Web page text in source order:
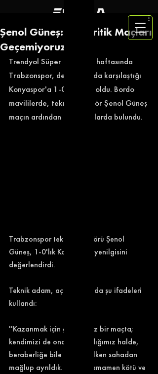
Şenol Güneş: ''Bu Kritik Maçları
Geçemiyoruz''
Trendyol Süper Lig'in 26. haftasında
Trabzonspor, deplasmanda karşılaştığı
Konyaspor'a 1-0 mağlup oldu. Bordo
mavililerde, teknik direktör Şenol Güneş
maçın ardından açıklamalarda bulundu.
Trabzonspor teknik direktörü Şenol
Güneş, 1-0'lık Konyaspor yenilgisini
değerlendirdi.
Teknik adam, açıklamasında şu ifadeleri
kullandı:
''Kazanmak için geldiğimiz bir maçta;
kendimizi de ona hazırladığımız halde,
beraberliğe bile razı değilken sahadan
mağlup ayrıldık. İlk yarı tamamen kötü ve